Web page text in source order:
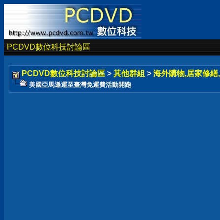
PCDVD數位科技討論區
PCDVD數位科技討論區 > 其他群組 > 海外購物,居家修
美國亞馬遜運至臺灣免運費活動開跑